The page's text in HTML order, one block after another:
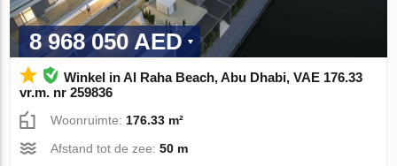
8 968 050 AED
Winkel in Al Raha Beach, Abu Dhabi, VAE 176.33
vr.m. nr 259836
Woonruimte: 176.33 m²
Afstand tot de zee:50 m